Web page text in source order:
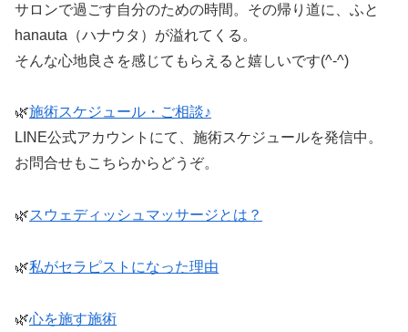
サロンで過ごす自分のための時間。その帰り道に、ふと
hanauta（ハナウタ）が溢れてくる。
そんな心地良さを感じてもらえると嬉しいです(^-^)
🌿施術スケジュール・ご相談♪
LINE公式アカウントにて、施術スケジュールを発信中。
お問合せもこちらからどうぞ。
🌿スウェディッシュマッサージとは？
🌿私がセラピストになった理由
🌿心を施す施術